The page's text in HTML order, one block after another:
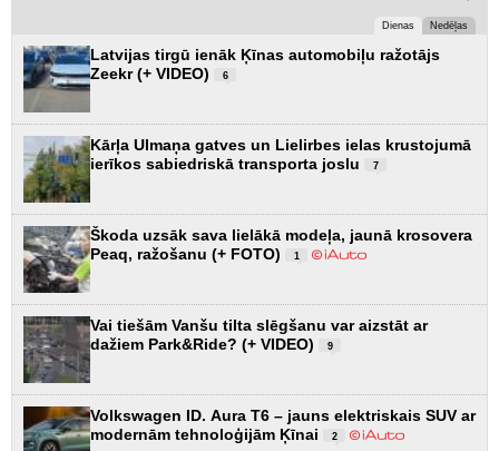
Dienas Nedēļas
Latvijas tirgū ienāk Ķīnas automobiļu ražotājs
Zeekr (+ VIDEO)
6
Kārļa Ulmaņa gatves un Lielirbes ielas krustojumā
ierīkos sabiedriskā transporta joslu
7
Škoda uzsāk sava lielākā modeļa, jaunā krosovera
Peaq, ražošanu (+ FOTO)
1
Vai tiešām Vanšu tilta slēgšanu var aizstāt ar
dažiem Park&Ride? (+ VIDEO)
9
Volkswagen ID. Aura T6 – jauns elektriskais SUV ar
modernām tehnoloģijām Ķīnai
2